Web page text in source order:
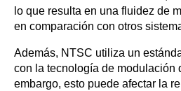
lo que resulta en una fluidez de
en comparación con otros
Además, NTSC utiliza un
con la tecnología de modulación
embargo, esto puede afectar la